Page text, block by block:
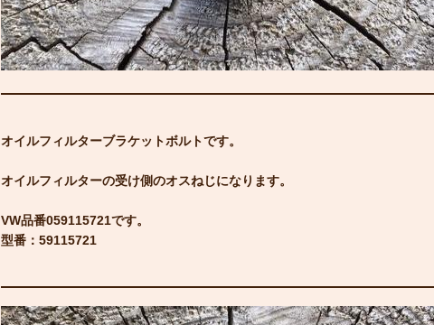
オイルフィルターブラケットボルトです。
オイルフィルターの受け側のオスねじになります。
VW品番059115721です。
型番：59115721